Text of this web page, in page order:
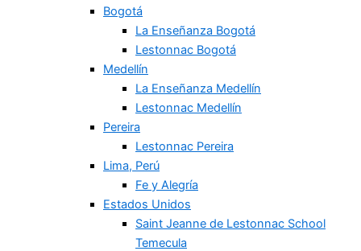
Bogotá
La Enseñanza Bogotá
Lestonnac Bogotá
Medellín
La Enseñanza Medellín
Lestonnac Medellín
Pereira
Lestonnac Pereira
Lima, Perú
Fe y Alegría
Estados Unidos
Saint Jeanne de Lestonnac School
Temecula